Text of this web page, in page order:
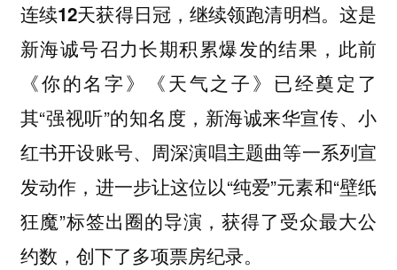
连续12天获得日冠，继续领跑清明档。这是
新海诚号召力长期积累爆发的结果 ，此前
《你的名字》《天气之子》已经奠定了
其“强视听”的知名度，新海诚来华宣传、小
红书开设账号、周深演唱主题曲等一系列宣
发动作，进一步让这位以“纯爱”元素和“壁纸
狂魔”标签出圈的导演，获得了受众最大公
约数，创下了多项票房纪录。